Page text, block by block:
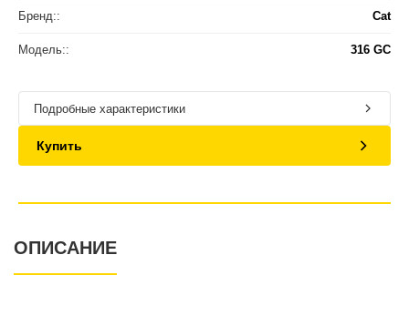
Бренд:: Cat
Модель:: 316 GC
Подробные характеристики
Купить
ОПИСАНИЕ